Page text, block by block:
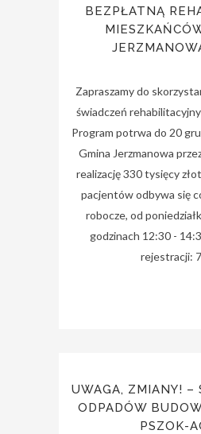
BEZPŁATNĄ
Zapraszamy do
świadczeń
Program potrwa do 20
Gmina Jerzmanowa
realizację 330 tysięcy
pacjentów odbywa się
robocze, od
godzinach 12:30 -
rejestracji:
UWAGA, ZMIANY! –
ODPADÓW
PSZOK-